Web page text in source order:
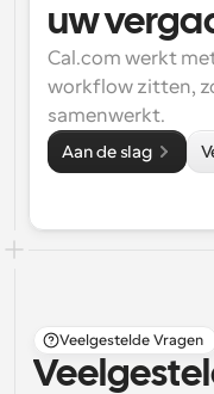
uw
Cal.com werkt
workflow zitten,
samenwerkt.
Aan de slag
Veelgestelde Vragen